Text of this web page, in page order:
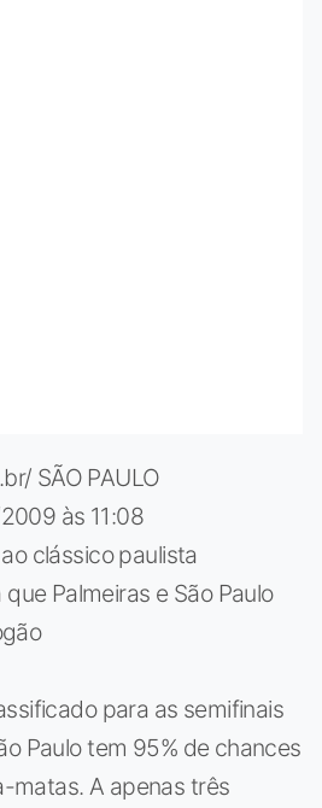
SÃO PAULO
às 11:08
clássico paulista
Palmeiras e São Paulo
para as semifinais
Paulo tem 95% de chances
matas. A apenas três